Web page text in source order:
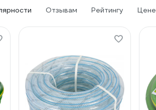
Отзывам Рейтингу Цене